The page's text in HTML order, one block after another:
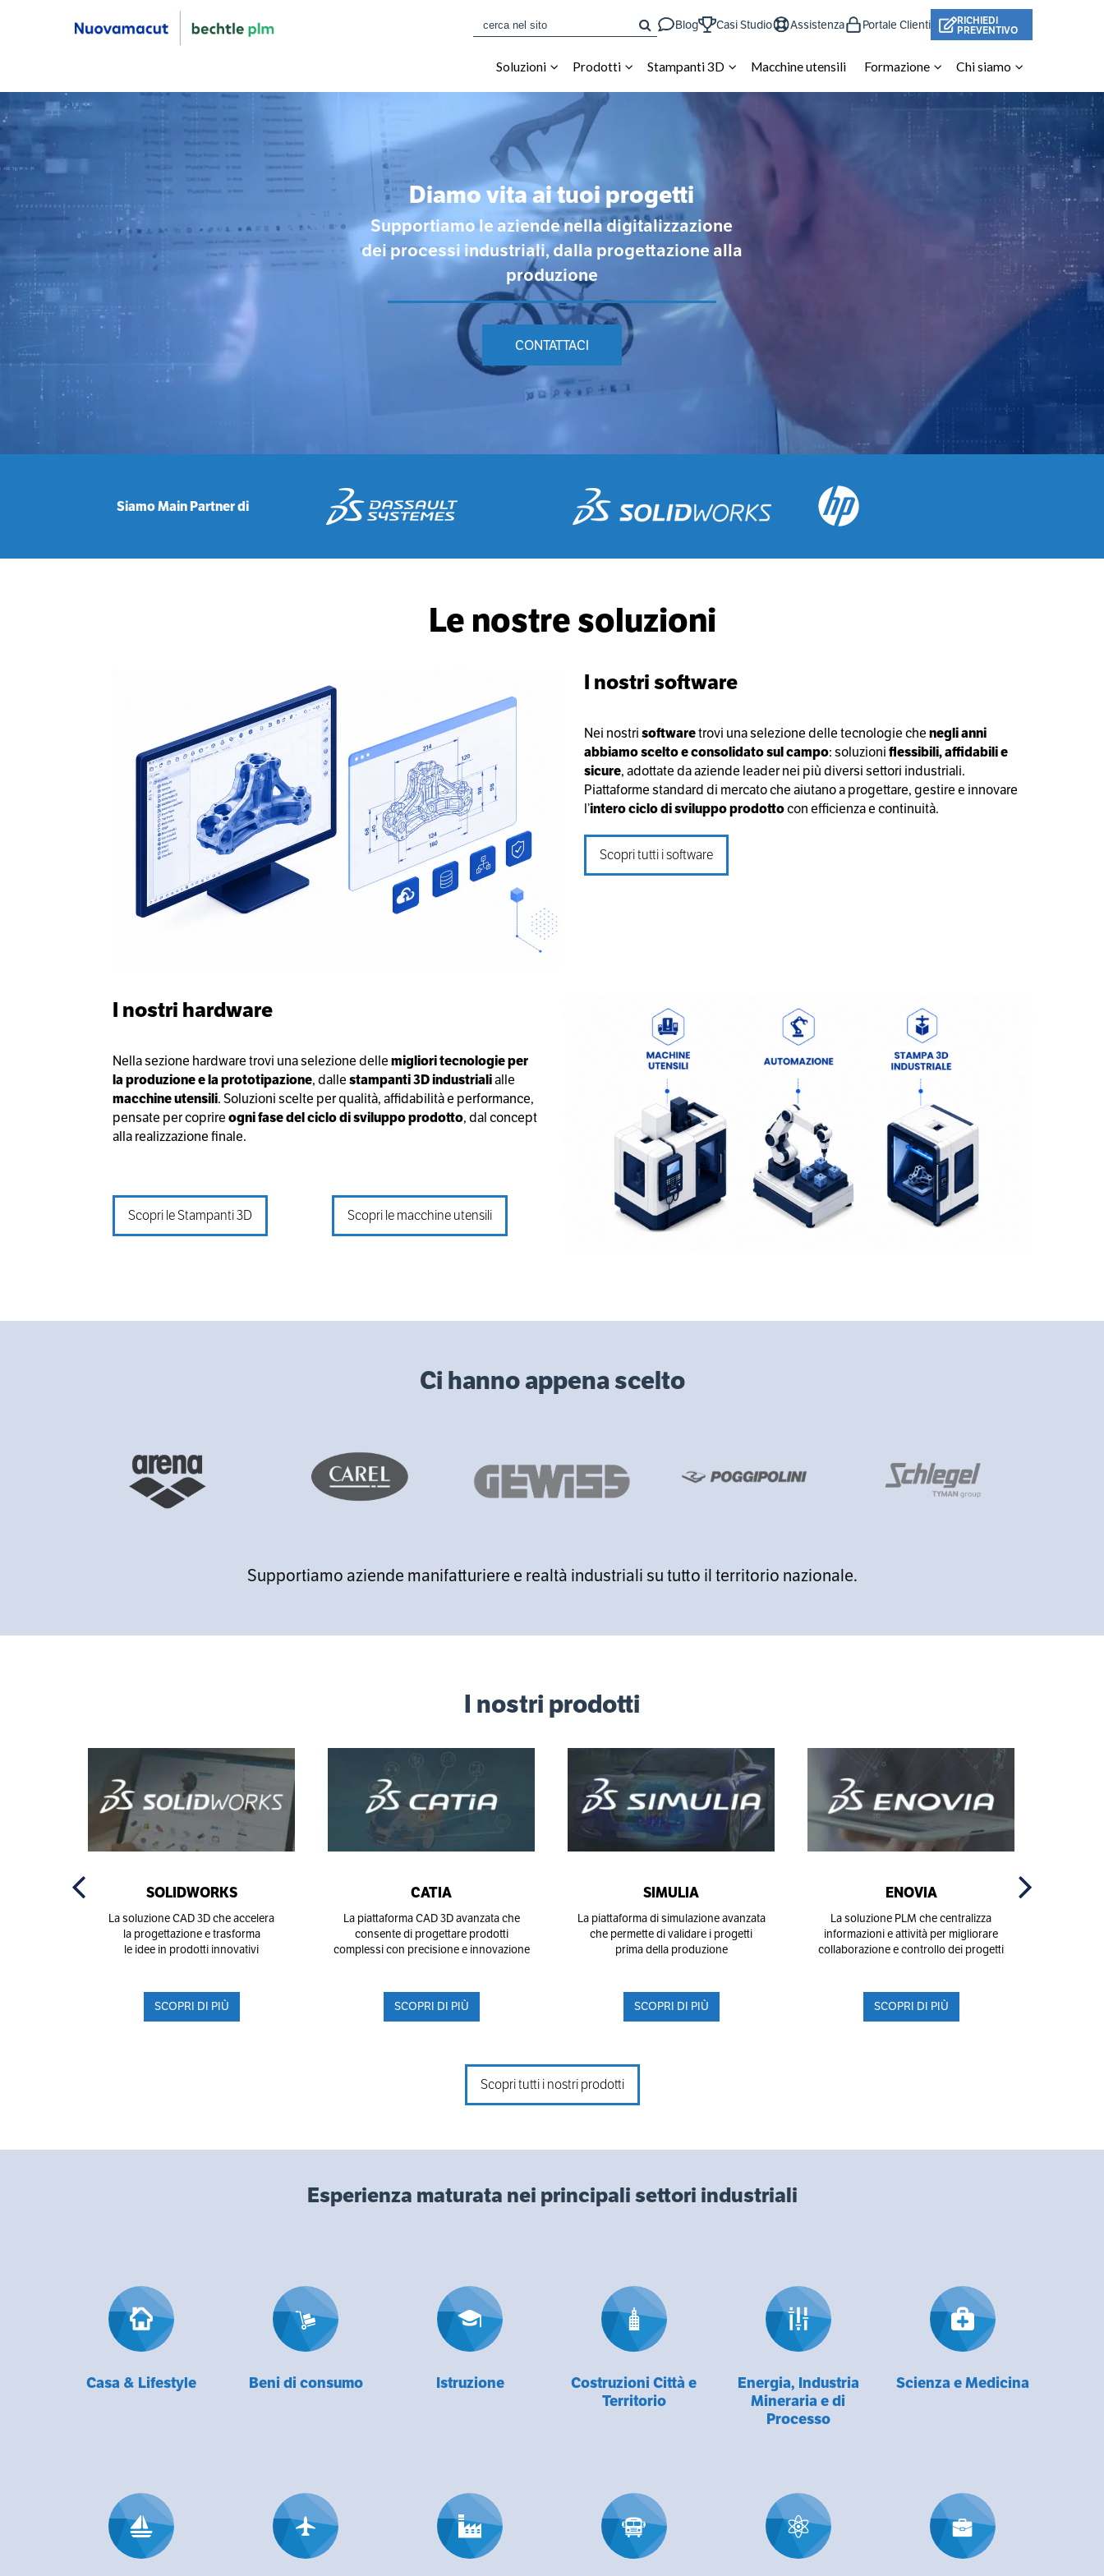
CERCA
Blog Casi Studio Assistenza Portale Clienti
RICHIEDI
PREVENTIVO
Soluzioni Prodotti Stampanti 3D Macchine utensili Formazione Chi siamo
Diamo vita ai tuoi progetti
Supportiamo le aziende nella digitalizzazione
dei processi industriali, dalla progettazione alla
produzione
CONTATTACI
Siamo Main Partner di
Le nostre soluzioni
I nostri software
Nei nostrisoftwaretrovi una selezione delle tecnologie chenegli anni
abbiamo scelto e consolidato sul campo: soluzioniflessibili, affidabili e
sicure, adottate da aziende leader nei più diversi settori industriali.
Piattaforme standard di mercato che aiutano a progettare, gestire e innovare
l’intero ciclo di sviluppo prodottocon efficienza e continuità.
Scopri tutti i software
I nostri hardware
Nella sezione hardware trovi una selezione dellemigliori tecnologie per
la produzione e la prototipazione, dallestampanti 3D industrialialle
macchine utensili. Soluzioni scelte per qualità, affidabilità e performance,
pensate per coprireogni fase del ciclo di sviluppo prodotto, dal concept
alla realizzazione finale.
Scopri le Stampanti 3D Scopri le macchine utensili
Ci hanno appena scelto
Supportiamo aziende manifatturiere e realtà industriali su tutto il territorio nazionale.
I nostri prodotti
SOLIDWORKS
La soluzione CAD 3D che accelera
la progettazione e trasforma
le idee in prodotti innovativi
SCOPRI DI PIÙ
CATIA
La piattaforma CAD 3D avanzata che
consente di progettare prodotti
complessi con precisione e innovazione
SCOPRI DI PIÙ
SIMULIA
La piattaforma di simulazione avanzata
che permette di validare i progetti
prima della produzione
SCOPRI DI PIÙ
ENOVIA
La soluzione PLM che centralizza
informazioni e attività per migliorare
collaborazione e controllo dei progetti
SCOPRI DI PIÙ
Scopri tutti i nostri prodotti
Esperienza maturata nei principali settori industriali
Casa & Lifestyle Beni di consumo Istruzione
Costruzioni Città e
Territorio
Energia, Industria
Mineraria e di
Processo
Scienza e Medicina